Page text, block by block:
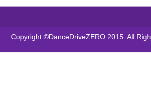
Copyright ©DanceDriveZERO 2015. All